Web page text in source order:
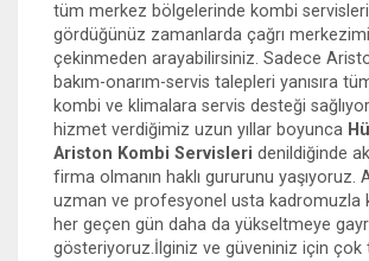
tüm merkez bölgelerinde kombi
gördüğünüz zamanlarda çağrı
çekinmeden arayabilirsiniz. Sadece
bakım-onarım-servis talepleri yanısıra
kombi ve klimalara servis desteği
hizmet verdiğimiz uzun yıllar boyunca
Ariston Kombi Servisleri denildiğinde
firma olmanın haklı gururunu yaşıyoruz.
uzman ve profesyonel usta kadromuzla
her geçen gün daha da yükseltmeye
gösteriyoruz.İlginiz ve güveniniz için çok